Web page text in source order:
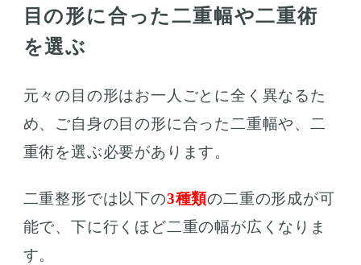
目の形に合った二重幅や二重術
を選ぶ
元々の目の形はお一人ごとに全く異なるた
め、ご自身の目の形に合った二重幅や、二
重術を選ぶ必要があります。
二重整形では以下の3種類の二重の形成が可
能で、下に行くほど二重の幅が広くなりま
す。